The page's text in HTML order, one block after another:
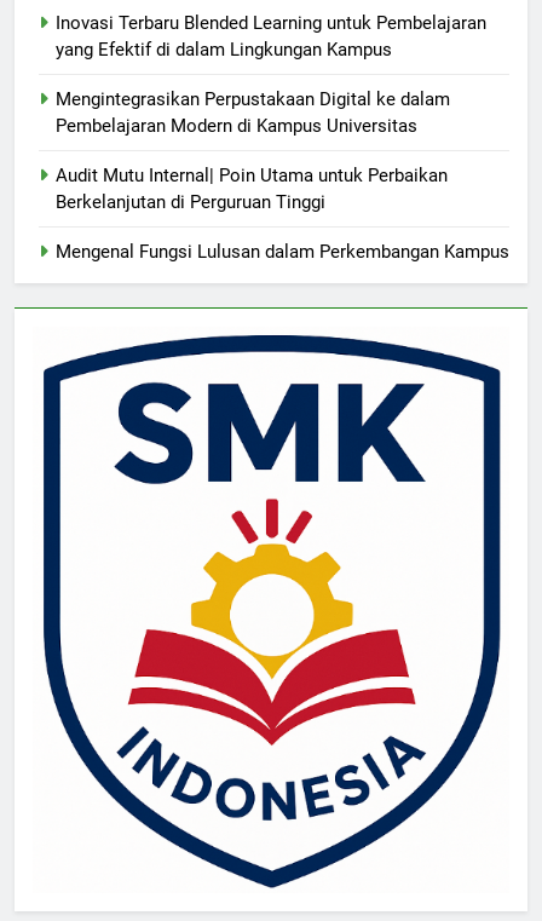
Inovasi Terbaru Blended Learning untuk Pembelajaran
yang Efektif di dalam Lingkungan Kampus
Mengintegrasikan Perpustakaan Digital ke dalam
Pembelajaran Modern di Kampus Universitas
Audit Mutu Internal| Poin Utama untuk Perbaikan
Berkelanjutan di Perguruan Tinggi
Mengenal Fungsi Lulusan dalam Perkembangan Kampus